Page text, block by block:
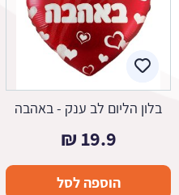
בלון הליום לב ענק - באהבה
19.9
₪
הוספה לסל